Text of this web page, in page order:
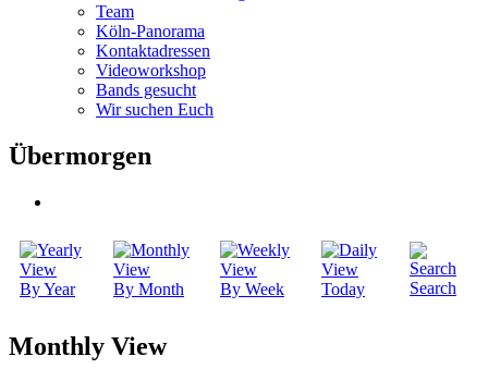
Team
Köln-Panorama
Kontaktadressen
Videoworkshop
Bands gesucht
Wir suchen Euch
Übermorgen
By Year By Month By Week Today Search
Monthly View